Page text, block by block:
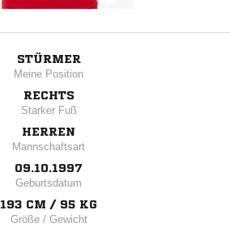
STÜRMER
Meine Position
RECHTS
Starker Fuß
HERREN
Mannschaftsart
09.10.1997
Geburtsdatum
193 CM / 95 KG
Größe / Gewicht